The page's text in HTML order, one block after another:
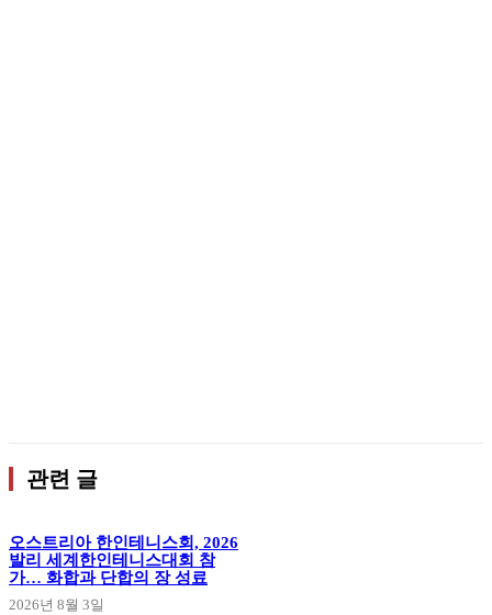
관련 글
오스트리아 한인테니스회, 2026
발리 세계한인테니스대회 참
가… 화합과 단합의 장 성료
2026년 8월 3일